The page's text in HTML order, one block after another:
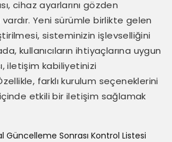
cihaz ayarlarını gözden
Yeni sürümle birlikte gelen
sisteminizin işlevselliğini
kullanıcıların ihtiyaçlarına uygun
iletişim kabiliyetinizi
farklı kurulum seçeneklerini
etkili bir iletişim sağlamak
Sonrası Kontrol Listesi